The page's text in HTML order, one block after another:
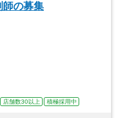
師の募集
店舗数30以上 積極採用中